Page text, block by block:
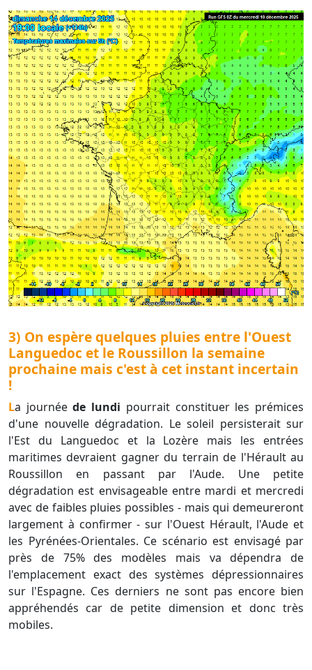
3) On espère quelques pluies entre l'Ouest
Languedoc et le Roussillon la semaine
prochaine mais c'est à cet instant incertain
!
La journéede lundi pourrait constituer les prémices
d'une nouvelle dégradation. Le soleil persisterait sur
l'Est du Languedoc et la Lozère mais les entrées
maritimes devraient gagner du terrain de l'Hérault au
Roussillon en passant par l'Aude. Une petite
dégradation est envisageable entre mardi et mercredi
avec de faibles pluies possibles - mais qui demeureront
largement à confirmer - sur l'Ouest Hérault, l'Aude et
les Pyrénées-Orientales. Ce scénario est envisagé par
près de 75% des modèles mais va dépendra de
l'emplacement exact des systèmes dépressionnaires
sur l'Espagne. Ces derniers ne sont pas encore bien
appréhendés car de petite dimension et donc très
mobiles.